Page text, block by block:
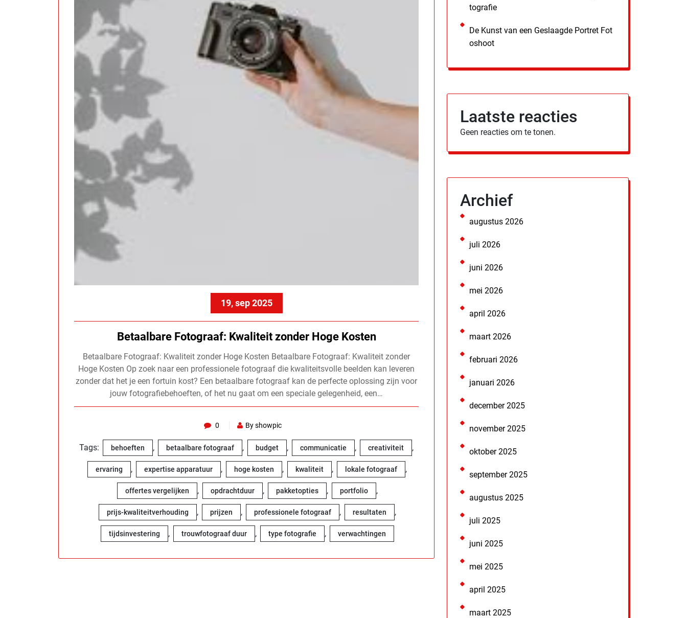
19, sep 2025
Betaalbare Fotograaf: Kwaliteit zonder Hoge Kosten
Betaalbare Fotograaf: Kwaliteit zonder Hoge Kosten Betaalbare Fotograaf: Kwaliteit zonder
Hoge Kosten Op zoek naar een professionele fotograaf die kwaliteitsvolle beelden kan leveren
zonder dat het je een fortuin kost? Een betaalbare fotograaf kan de perfecte oplossing zijn voor
jouw fotografiebehoeften, of het nu gaat om een speciale gelegenheid, een…
0 By showpic
Tags: behoeften , betaalbare fotograaf , budget , communicatie , creativiteit ,
ervaring , expertise apparatuur , hoge kosten , kwaliteit , lokale fotograaf ,
offertes vergelijken , opdrachtduur , pakketopties , portfolio ,
prijs-kwaliteitverhouding , prijzen , professionele fotograaf , resultaten ,
tijdsinvestering , trouwfotograaf duur , type fotografie , verwachtingen
tografie
De Kunst van een Geslaagde Portret Fot
oshoot
Laatste reacties
Geen reacties om te tonen.
Archief
augustus 2026
juli 2026
juni 2026
mei 2026
april 2026
maart 2026
februari 2026
januari 2026
december 2025
november 2025
oktober 2025
september 2025
augustus 2025
juli 2025
juni 2025
mei 2025
april 2025
maart 2025